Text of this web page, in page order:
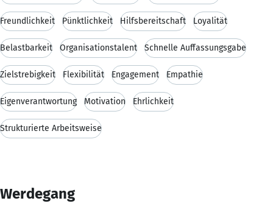
Freundlichkeit Pünktlichkeit Hilfsbereitschaft Loyalität
Belastbarkeit Organisationstalent Schnelle Auffassungsgabe
Zielstrebigkeit Flexibilität Engagement Empathie
Eigenverantwortung Motivation Ehrlichkeit
Strukturierte Arbeitsweise
Werdegang